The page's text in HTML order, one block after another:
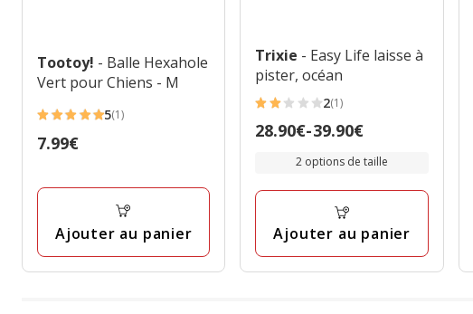
Tootoy! - Balle Hexahole
Vert pour Chiens - M
5
étoiles
1
5(1)
Prix
7.99€
Ajouter au panier
Trixie - Easy Life laisse à
pister, océan
2
étoiles
avis
2(1)
Prix
à
28.90€-39.90€
2 options de taille
Ajouter au panier